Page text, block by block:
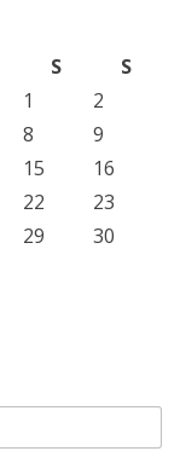
S
S
1
2
8
9
15
16
22
23
29
30